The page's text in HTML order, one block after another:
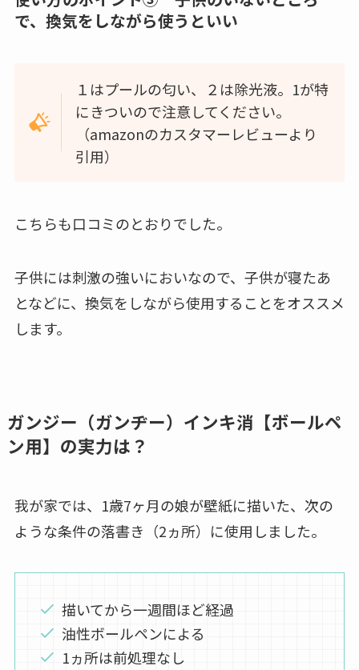
で、換気をしながら使うといい
１はプールの匂い、２は除光液。1が特
にきついので注意してください。
（amazonのカスタマーレビューより
引用）
こちらも口コミのとおりでした。
子供には刺激の強いにおいなので、子供が寝たあ
となどに、換気をしながら使用することをオススメ
します。
ガンジー（ガンヂー）インキ消【ボールペ
ン用】の実力は？
我が家では、1歳7ヶ月の娘が壁紙に描いた、次の
ような条件の落書き（2ヵ所）に使用しました。
描いてから一週間ほど経過
油性ボールペンによる
1ヵ所は前処理なし